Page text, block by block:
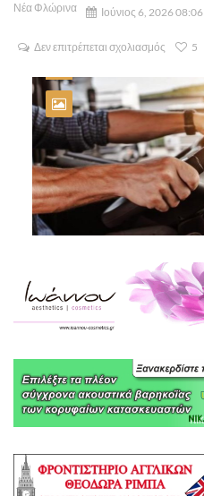
Νέα Φλώρινα Ιούνιος 6, 2026 08:06
Δεν επιτρέπεται σχολιασμός 5